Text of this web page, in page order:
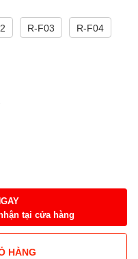
R-F03 R-F04
tại cửa hàng
HÀNG